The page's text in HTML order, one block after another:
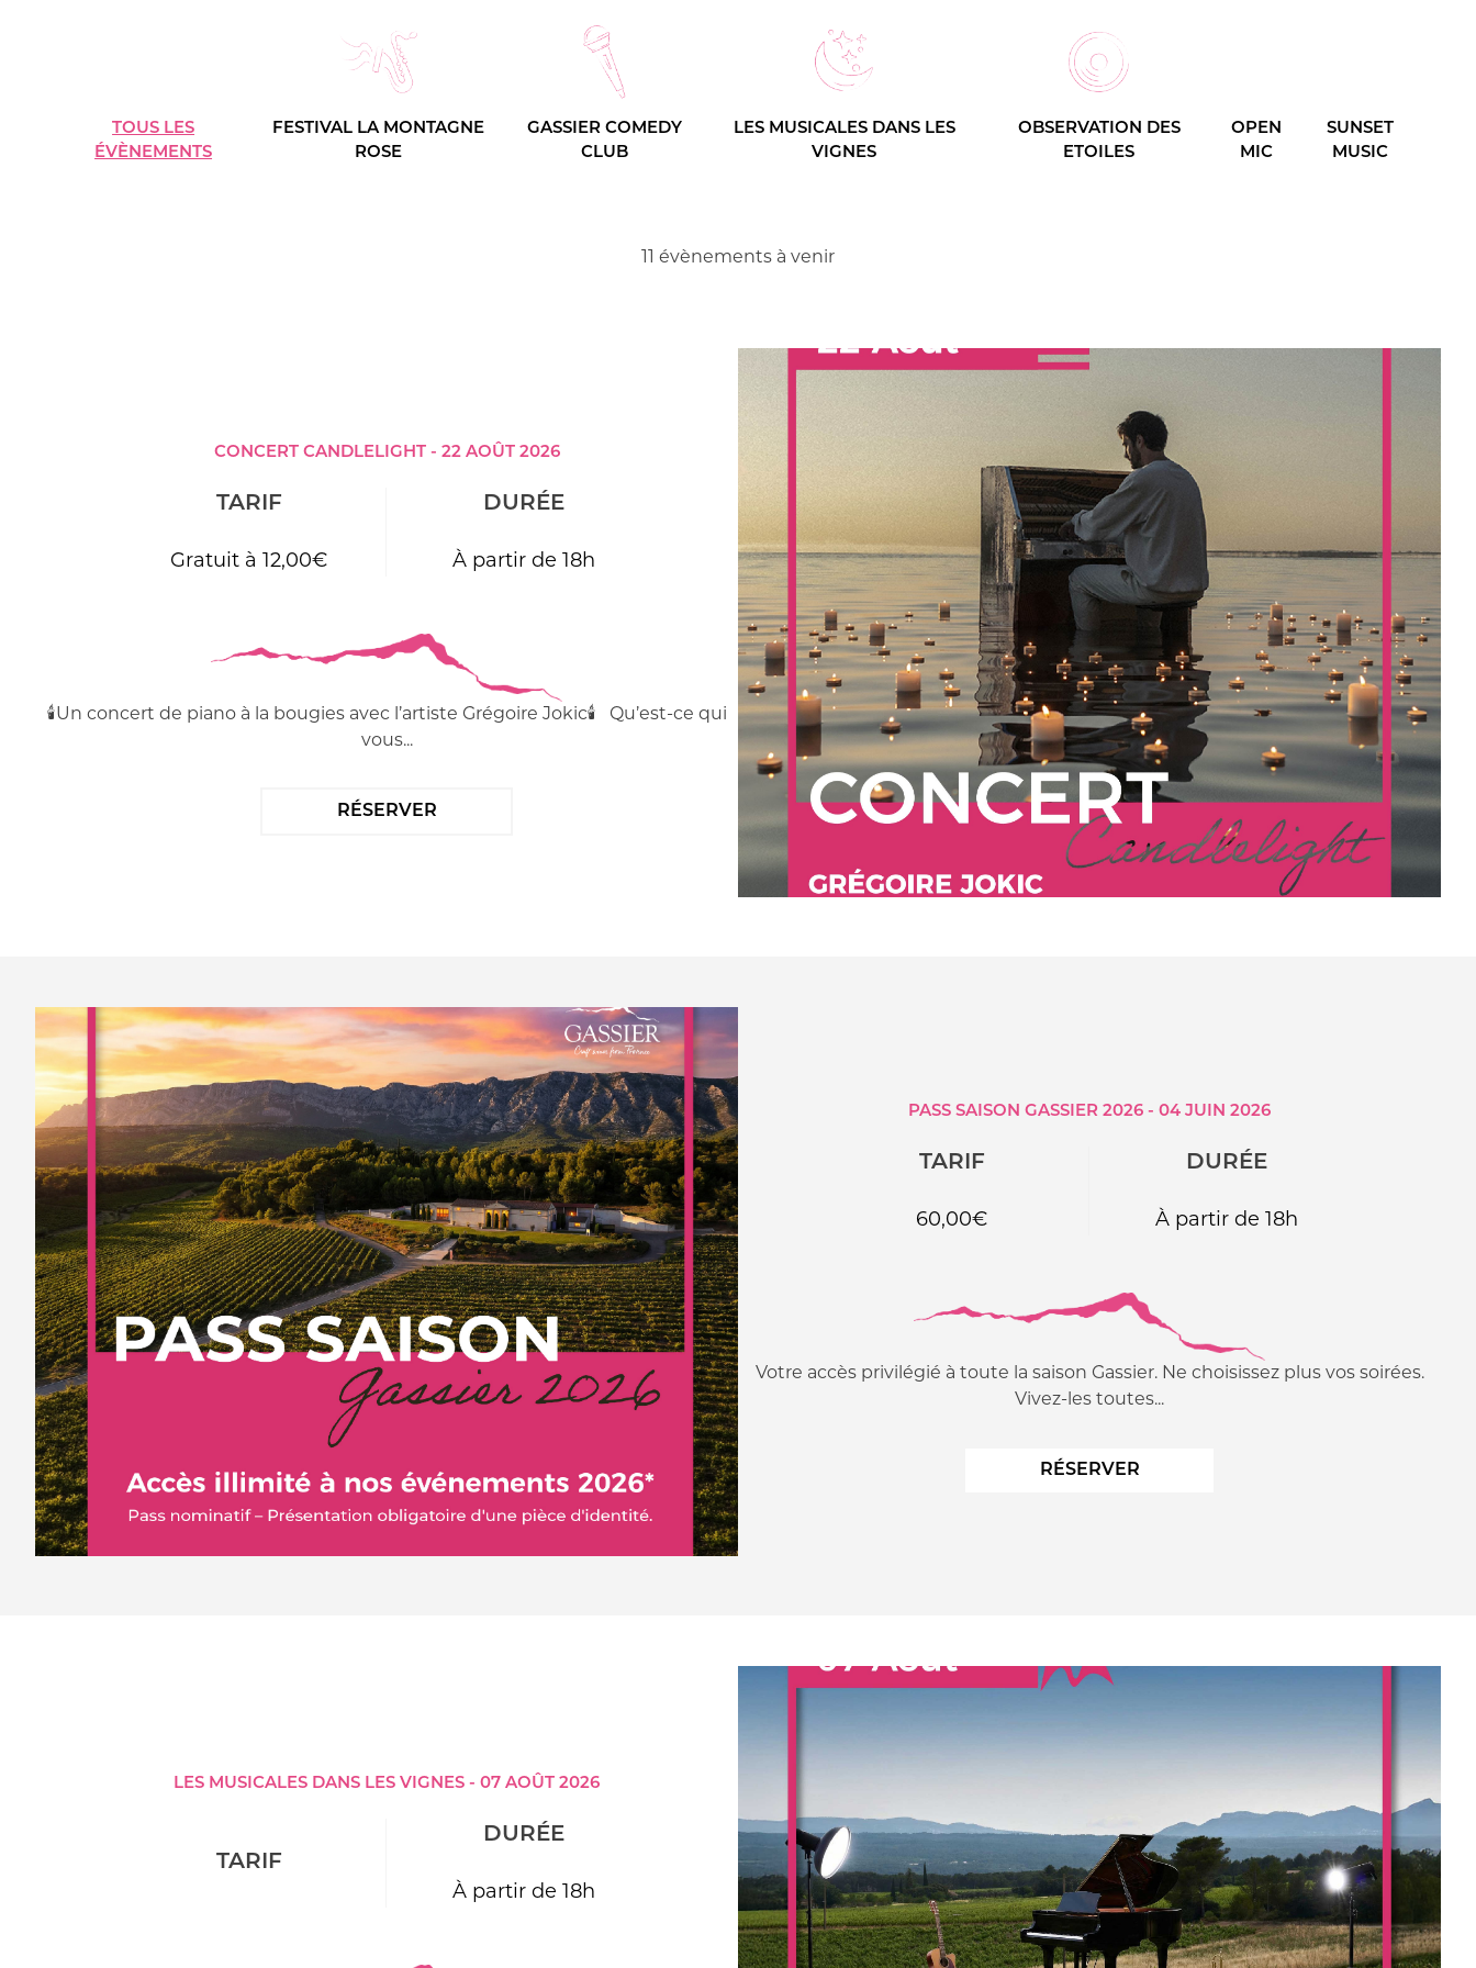
TOUS LES
ÉVÈNEMENTS
FESTIVAL LA MONTAGNE
ROSE
GASSIER COMEDY
CLUB
LES MUSICALES DANS LES
VIGNES
OBSERVATION DES
ETOILES
OPEN
MIC
SUNSET
MUSIC
11 évènements à venir
CONCERT CANDLELIGHT - 22 AOÛT 2026
TARIF
Gratuit à 12,00€
DURÉE
À partir de 18h
🕯️Un concert de piano à la bougies avec l’artiste Grégoire Jokic🕯️ Qu’est-ce qui
vous...
RÉSERVER
PASS SAISON GASSIER 2026 - 04 JUIN 2026
TARIF
60,00€
DURÉE
À partir de 18h
Votre accès privilégié à toute la saison Gassier. Ne choisissez plus vos soirées.
Vivez-les toutes...
RÉSERVER
LES MUSICALES DANS LES VIGNES - 07 AOÛT 2026
TARIF
DURÉE
À partir de 18h